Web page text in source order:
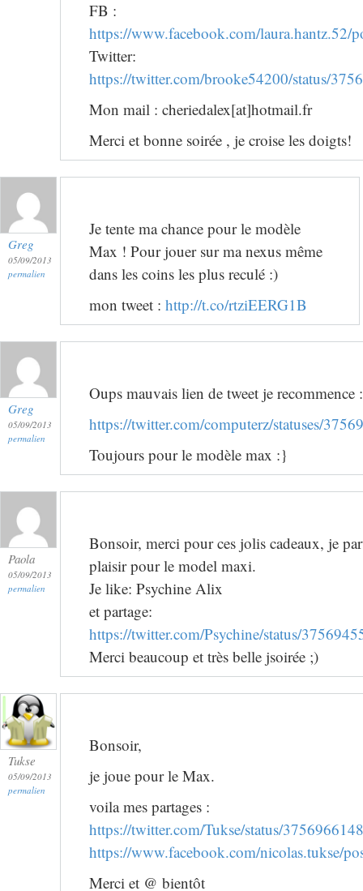
FB :
https://www.facebook.com/laura.hantz.52/
Twitter:
https://twitter.com/brooke54200/status/
Mon mail : cheriedalex[at]hotmail.fr
Merci et bonne soirée , je croise les doigts!
Greg
05/09/2013
permalien
Je tente ma chance pour le modèle
Max ! Pour jouer sur ma nexus même
dans les coins les plus reculé :)
mon tweet : http://t.co/rtziEERG1B
Greg
05/09/2013
permalien
Oups mauvais lien de tweet je recommence :
https://twitter.com/computerz/statuses/
Toujours pour le modèle max :}
Paola
05/09/2013
permalien
Bonsoir, merci pour ces jolis cadeaux, je
plaisir pour le model maxi.
Je like: Psychine Alix
et partage:
https://twitter.com/Psychine/status/
Merci beaucoup et très belle jsoirée ;)
Tukse
05/09/2013
permalien
Bonsoir,
je joue pour le Max.
voila mes partages :
https://twitter.com/Tukse/status/
https://www.facebook.com/nicolas.tukse/
Merci et @ bientôt